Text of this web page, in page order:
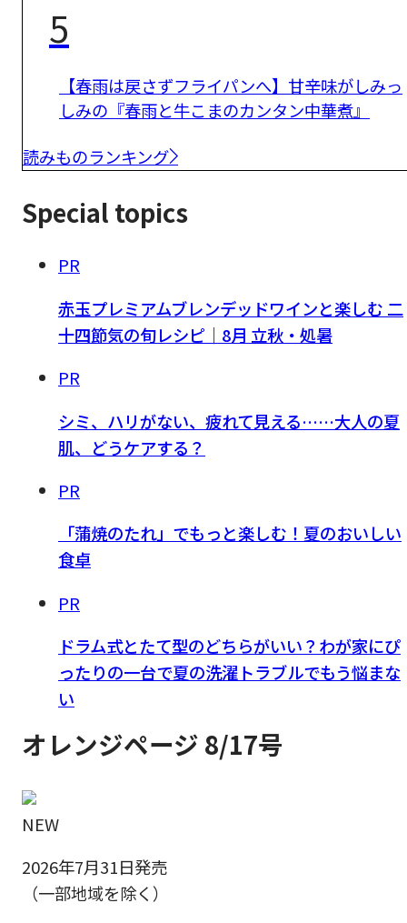
5
【春雨は戻さずフライパンへ】甘辛味がしみっ
しみの『春雨と牛こまのカンタン中華煮』
読みものランキング
Special topics
PR
赤玉プレミアムブレンデッドワインと楽しむ 二
十四節気の旬レシピ｜8月 立秋・処暑
PR
シミ、ハリがない、疲れて見える……大人の夏
肌、どうケアする？
PR
「蒲焼のたれ」でもっと楽しむ！夏のおいしい
食卓
PR
ドラム式とたて型のどちらがいい？わが家にぴ
ったりの一台で夏の洗濯トラブルでもう悩まな
い
オレンジページ 8/17号
NEW
2026年7月31日発売
（一部地域を除く）